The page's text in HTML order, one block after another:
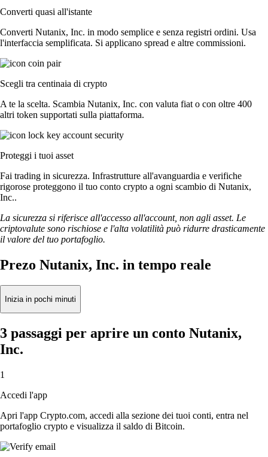
Converti quasi all'istante
Converti Nutanix, Inc. in modo semplice e senza registri ordini. Usa
l'interfaccia semplificata. Si applicano spread e altre commissioni.
Scegli tra centinaia di crypto
A te la scelta. Scambia Nutanix, Inc. con valuta fiat o con oltre 400
altri token supportati sulla piattaforma.
Proteggi i tuoi asset
Fai trading in sicurezza. Infrastrutture all'avanguardia e verifiche
rigorose proteggono il tuo conto crypto a ogni scambio di Nutanix,
Inc..
La sicurezza si riferisce all'accesso all'account, non agli asset. Le
criptovalute sono rischiose e l'alta volatilità può ridurre drasticamente
il valore del tuo portafoglio.
Prezo Nutanix, Inc. in tempo reale
Inizia in pochi minuti
3 passaggi per aprire un conto Nutanix,
Inc.
1
Accedi l'app
Apri l'app Crypto.com, accedi alla sezione dei tuoi conti, entra nel
portafoglio crypto e visualizza il saldo di Bitcoin.